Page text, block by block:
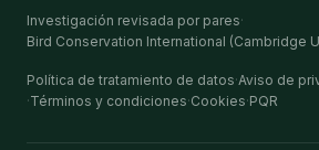
Investigación revisada por pares·
Bird Conservation International (Cambridge
Política de tratamiento de datos·Aviso de
·Términos y condiciones·Cookies·PQR